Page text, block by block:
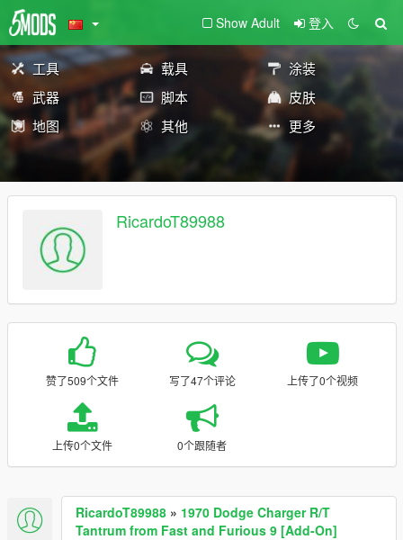
Show Adult 登入
工具 载具
涂装
武器
脚本
皮肤
地图
其他 更多
RicardoT89988
赞了509个文件 写了47个评论 上传了0个视频
上传0个文件 0个跟随者
RicardoT89988 » 1970 Dodge Charger R/T
Tantrum from Fast and Furious 9 [Add-On]